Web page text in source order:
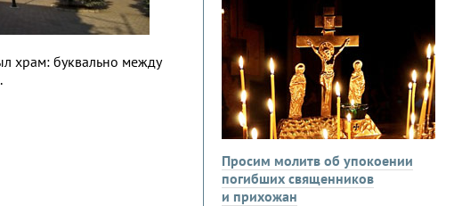
храм: буквально между
Просим молитв об упокоении
погибших священников
и прихожан